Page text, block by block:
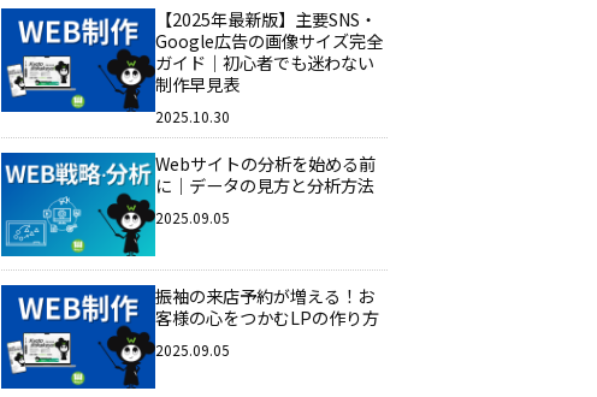
【2025年最新版】主要SNS・
Google広告の画像サイズ完全
ガイド｜初心者でも迷わない
制作早見表
2025.10.30
Webサイトの分析を始める前
に｜データの見方と分析方法
2025.09.05
振袖の来店予約が増える！お
客様の心をつかむLPの作り方
2025.09.05